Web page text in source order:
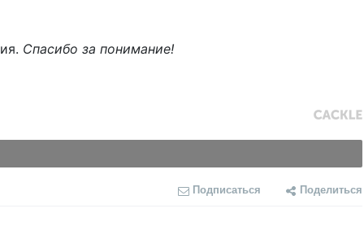
Спасибо за понимание!
Подписаться Поделиться